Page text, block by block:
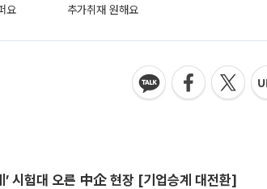
요 추가취재 원해요
시험대 오른 中企 현장 [기업승계 대전환]